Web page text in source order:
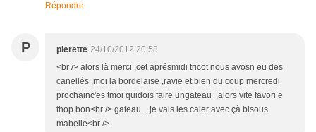
Répondre
P pierette 24/10/2012 20:58
<br /> alors là merci ,cet aprésmidi tricot nous avosn eu des
canellés ,moi la bordelaise ,ravie et bien du coup mercredi
prochainc'es tmoi quidois faire ungateau ,alors vite favori e
thop bon<br /> gateau.. je vais les caler avec çà bisous
mabelle<br />